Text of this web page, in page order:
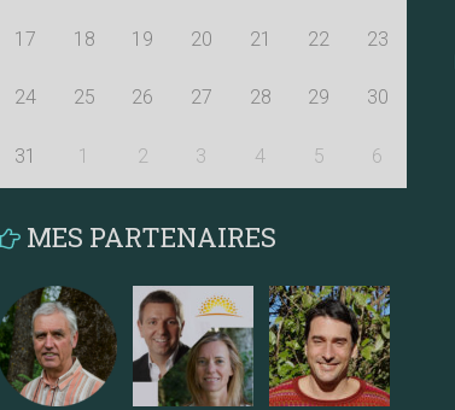
17 18 19 20 21 22 23
24 25 26 27 28 29 30
31 1 2 3 4 5 6
MES PARTENAIRES